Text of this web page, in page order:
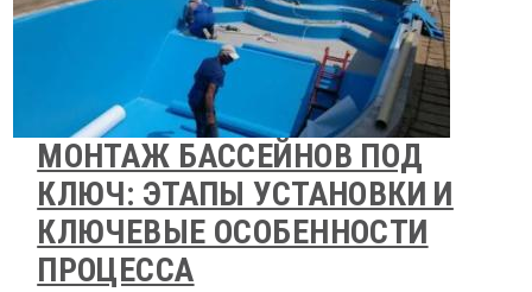
МОНТАЖ БАССЕЙНОВ ПОД
КЛЮЧ: ЭТАПЫ УСТАНОВКИ И
КЛЮЧЕВЫЕ ОСОБЕННОСТИ
ПРОЦЕССА